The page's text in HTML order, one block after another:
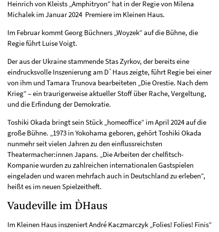
Heinrich von Kleists „Amphitryon“ hat in der Regie von Milena
Michalek im Januar 2024 Premiere im Kleinen Haus.
Im Februar kommt Georg Büchners „Woyzek“ auf die Bühne, die
Regie führt Luise Voigt.
Der aus der Ukraine stammende Stas Zyrkov, der bereits eine
eindrucksvolle Inszenierung am D`Haus zeigte, führt Regie bei einer
von ihm und Tamara Trunova bearbeiteten „Die Orestie. Nach dem
Krieg“ – ein traurigerweise aktueller Stoff über Rache, Vergeltung,
und die Erfindung der Demokratie.
Toshiki Okada bringt sein Stück „homeoffice“ im April 2024 auf die
große Bühne. „1973 in Yokohama geboren, gehört Toshiki Okada
nunmehr seit vielen Jahren zu den einflussreichsten
Theatermacher:innen Japans. „Die Arbeiten der chelfitsch-
Kompanie wurden zu zahlreichen internationalen Gastspielen
eingeladen und waren mehrfach auch in Deutschland zu erleben“,
heißt es im neuen Spielzeitheft.
Vaudeville im D`Haus
Im Kleinen Haus inszeniert André Kaczmarczyk „Folies! Folies! Finis“